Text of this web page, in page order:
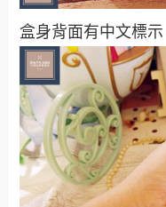
盒身背面有中文標